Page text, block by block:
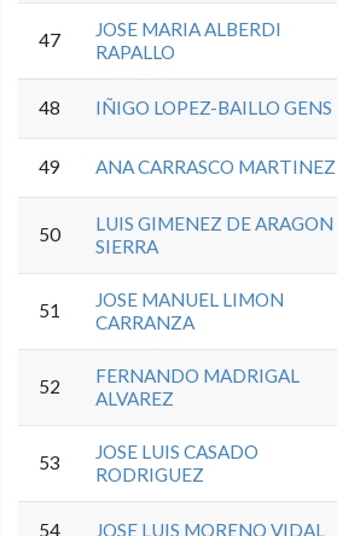
47
JOSE MARIA ALBERDI
RAPALLO
48 IÑIGO LOPEZ-BAILLO GENS
49 ANA CARRASCO MARTINEZ
50
LUIS GIMENEZ DE ARAGON
SIERRA
51
JOSE MANUEL LIMON
CARRANZA
52
FERNANDO MADRIGAL
ALVAREZ
53
JOSE LUIS CASADO
RODRIGUEZ
54 JOSE LUIS MORENO VIDAL